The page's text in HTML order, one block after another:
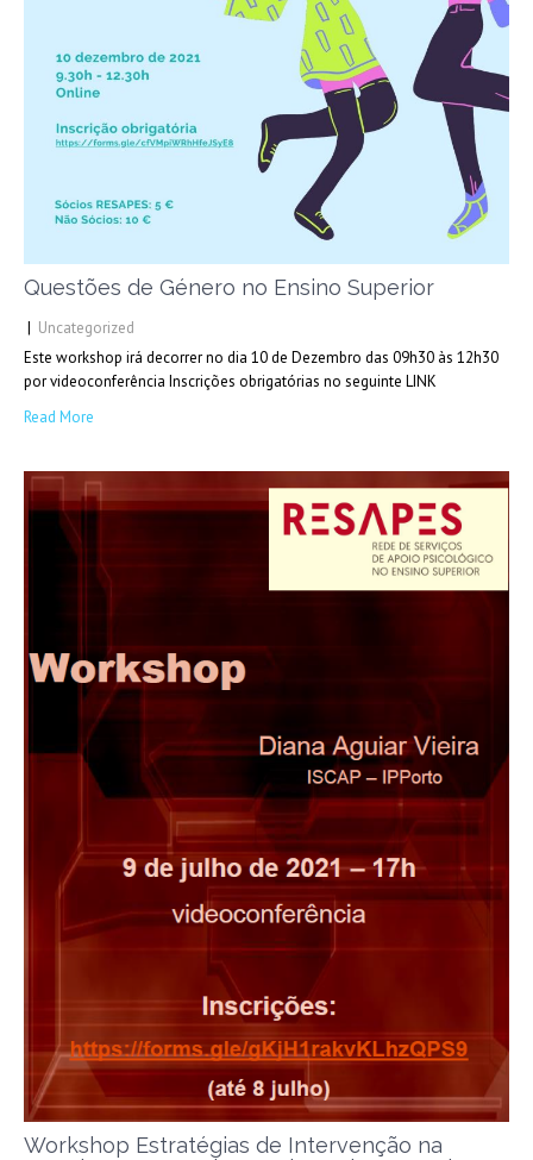
Questões de Género no Ensino Superior
| Uncategorized
Este workshop irá decorrer no dia 10 de Dezembro das 09h30 às 12h30
por videoconferência Inscrições obrigatórias no seguinte LINK
Read More
Workshop Estratégias de Intervenção na